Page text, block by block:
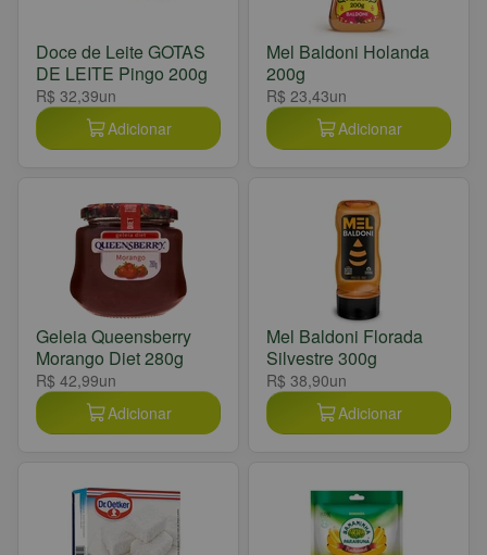
Doce de Leite GOTAS
DE LEITE Pingo 200g
R$ 32,39un
Adicionar
Mel Baldoni Holanda
200g
R$ 23,43un
Adicionar
Geleia Queensberry
Morango Diet 280g
R$ 42,99un
Adicionar
Mel Baldoni Florada
Silvestre 300g
R$ 38,90un
Adicionar